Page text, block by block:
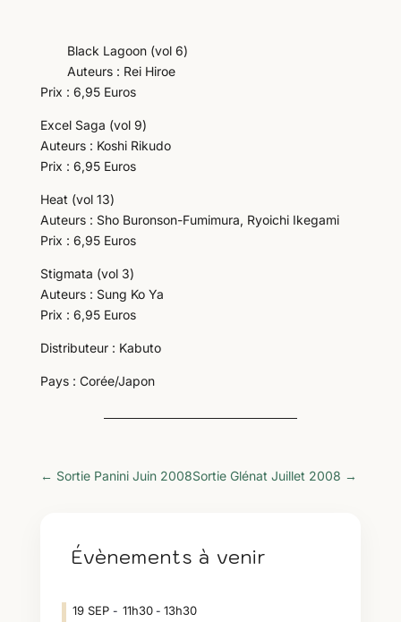
Black Lagoon (vol 6)
Auteurs : Rei Hiroe
Prix : 6,95 Euros
Excel Saga (vol 9)
Auteurs : Koshi Rikudo
Prix : 6,95 Euros
Heat (vol 13)
Auteurs : Sho Buronson-Fumimura, Ryoichi Ikegami
Prix : 6,95 Euros
Stigmata (vol 3)
Auteurs : Sung Ko Ya
Prix : 6,95 Euros
Distributeur : Kabuto
Pays : Corée/Japon
← Sortie Panini Juin 2008Sortie Glénat Juillet 2008 →
Évènements à venir
19 SEP 11h30- 13h30